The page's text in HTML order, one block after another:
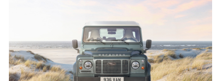
CLASSIC DEFENDER V8 BY WORKS BESPOKE - IMMAGINI
X